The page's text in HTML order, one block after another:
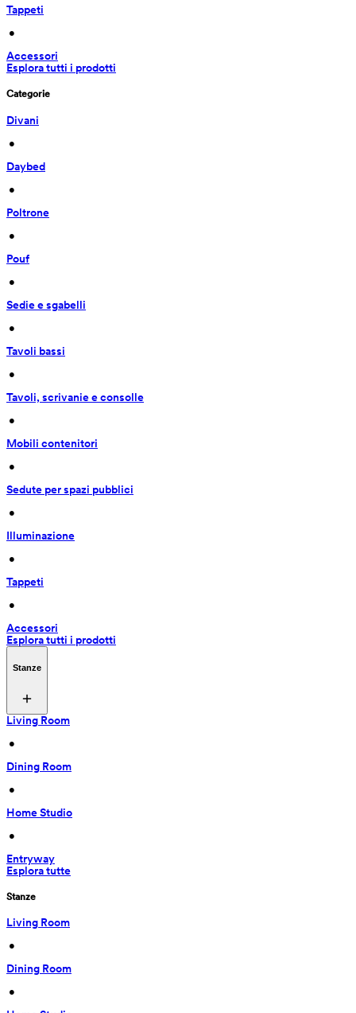
Tappeti
•
Accessori
Esplora tutti i prodotti
Categorie
Divani
•
Daybed
•
Poltrone
•
Pouf
•
Sedie e sgabelli
•
Tavoli bassi
•
Tavoli, scrivanie e consolle
•
Mobili contenitori
•
Sedute per spazi pubblici
•
Illuminazione
•
Tappeti
•
Accessori
Esplora tutti i prodotti
Stanze
Living Room
•
Dining Room
•
Home Studio
•
Entryway
Esplora tutte
Stanze
Living Room
•
Dining Room
•